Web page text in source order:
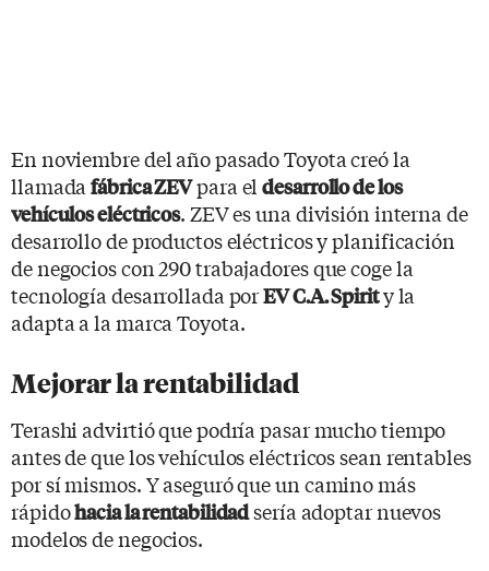
En noviembre del año pasado Toyota creó la
llamadafábrica ZEVpara eldesarrollo de los
vehículos eléctricos. ZEV es una división interna de
desarrollo de productos eléctricos y planificación
de negocios con 290 trabajadores que coge la
tecnología desarrollada porEV C.A. Spirity la
adapta a la marca Toyota.
Mejorar la rentabilidad
Terashi advirtió que podría pasar mucho tiempo
antes de que los vehículos eléctricos sean rentables
por sí mismos. Y aseguró que un camino más
rápidohacia la rentabilidadsería adoptar nuevos
modelos de negocios.